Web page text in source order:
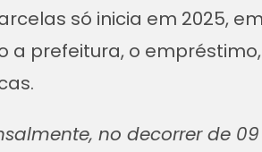
só inicia em 2025,
a prefeitura, o
no decorrer de